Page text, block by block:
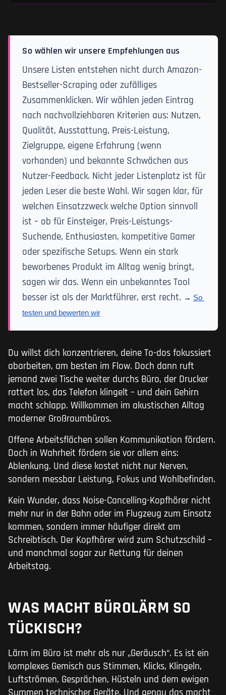
So wählen wir unsere Empfehlungen aus
Unsere Listen entstehen nicht durch Amazon-
Bestseller-Scraping oder zufälliges
Zusammenklicken. Wir wählen jeden Eintrag
nach nachvollziehbaren Kriterien aus: Nutzen,
Qualität, Ausstattung, Preis-Leistung,
Zielgruppe, eigene Erfahrung (wenn
vorhanden) und bekannte Schwächen aus
Nutzer-Feedback. Nicht jeder Listenplatz ist für
jeden Leser die beste Wahl. Wir sagen klar, für
welchen Einsatzzweck welche Option sinnvoll
ist – ob für Einsteiger, Preis-Leistungs-
Suchende, Enthusiasten, kompetitive Gamer
oder spezifische Setups. Wenn ein stark
beworbenes Produkt im Alltag wenig bringt,
sagen wir das. Wenn ein unbekanntes Tool
besser ist als der Marktführer, erst recht. → So
testen und bewerten wir
Du willst dich konzentrieren, deine To-dos fokussiert
abarbeiten, am besten im Flow. Doch dann ruft
jemand zwei Tische weiter durchs Büro, der Drucker
rattert los, das Telefon klingelt – und dein Gehirn
macht schlapp. Willkommen im akustischen Alltag
moderner Großraumbüros.
Offene Arbeitsflächen sollen Kommunikation fördern.
Doch in Wahrheit fördern sie vor allem eins:
Ablenkung. Und diese kostet nicht nur Nerven,
sondern messbar Leistung, Fokus und Wohlbefinden.
Kein Wunder, dass Noise-Cancelling-Kopfhörer nicht
mehr nur in der Bahn oder im Flugzeug zum Einsatz
kommen, sondern immer häufiger direkt am
Schreibtisch. Der Kopfhörer wird zum Schutzschild –
und manchmal sogar zur Rettung für deinen
Arbeitstag.
WAS MACHT BÜROLÄRM SO
TÜCKISCH?
Lärm im Büro ist mehr als nur „Geräusch“. Es ist ein
komplexes Gemisch aus Stimmen, Klicks, Klingeln,
Luftströmen, Gesprächen, Hüsteln und dem ewigen